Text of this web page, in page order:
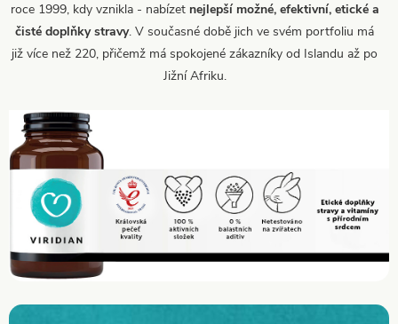
roce 1999, kdy vznikla - nabízet nejlepší možné, efektivní, etické a
čisté doplňky stravy. V současné době jich ve svém portfoliu má
již více než 220, přičemž má spokojené zákazníky od Islandu až po
Jižní Afriku.